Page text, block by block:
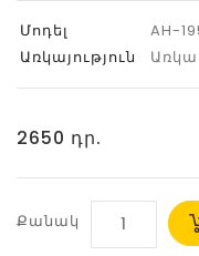
Մոդել
AH-
Առկայություն
Առկա
2650 դր.
Քանակ